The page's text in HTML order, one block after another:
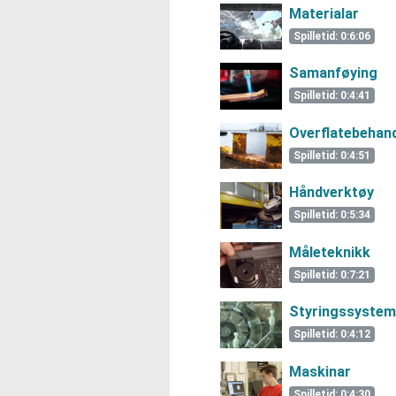
Materialar
Spilletid: 0:6:06
Samanføying
Spilletid: 0:4:41
Spilletid: 0:4:51
Håndverktøy
Spilletid: 0:5:34
Måleteknikk
Spilletid: 0:7:21
Styringssystem
Spilletid: 0:4:12
Maskinar